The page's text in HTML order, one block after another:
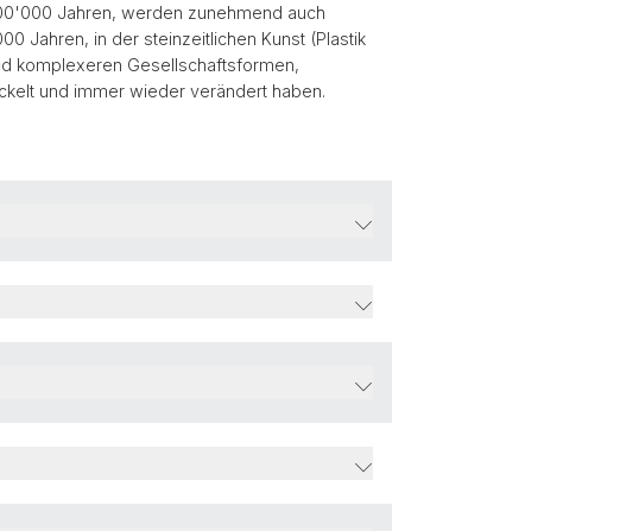
Jahren, werden zunehmend auch
Jahren, in der steinzeitlichen Kunst (Plastik
komplexeren Gesellschaftsformen,
und immer wieder verändert haben.